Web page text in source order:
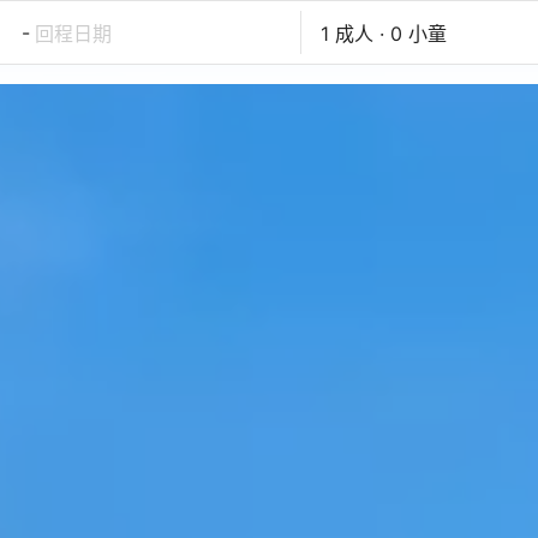
- 回程日期 1 成人 · 0 小童